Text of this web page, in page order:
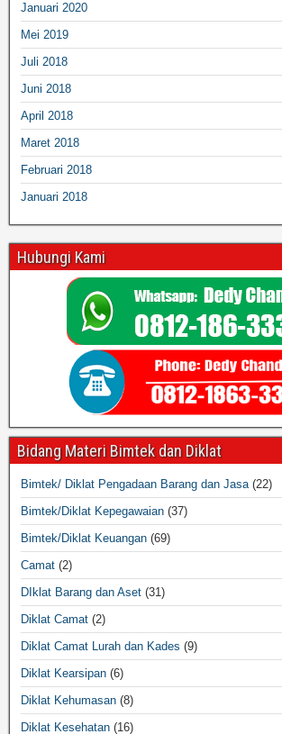
Januari 2020
Mei 2019
Juli 2018
Juni 2018
April 2018
Maret 2018
Februari 2018
Januari 2018
Hubungi Kami
Bidang Materi Bimtek dan Diklat
Bimtek/ Diklat Pengadaan Barang dan Jasa(22)
Bimtek/Diklat Kepegawaian (37)
Bimtek/Diklat Keuangan (69)
Camat (2)
DIklat Barang dan Aset (31)
Diklat Camat (2)
Diklat Camat Lurah dan Kades (9)
Diklat Kearsipan (6)
Diklat Kehumasan (8)
Diklat Kesehatan (16)